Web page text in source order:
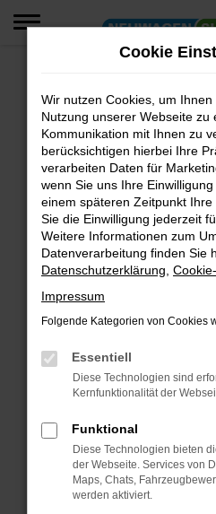
Zum
Fehler: Network Error
Beim Laden ist ein Fehler
Hier sind ein paar Tipps, die
Überprüfe deine
Internetverbindung.
Laden andere
Suchmaschine?
Prüfe deine
Manche Erweiterungen,
können das Laden
anderen Browser oder
Fenster?
Starte dein Gerät neu.
Probleme zu beheben.
Stelle sicher, dass
Betriebssystem auf
sind.
Cookie
Wir nutzen Cookies, um
Nutzung unserer Webseite
Kommunikation mit Ihnen zu
berücksichtigen hierbei Ihre
verarbeiten Daten für
wenn Sie uns Ihre
einem späteren Zeitpunkt
Sie die Einwilligung jederzeit
Weitere Informationen zum
Datenverarbeitung finden Sie
Datenschutzerklärung
Impressum
Folgende Kategorien von Cookies
Essentiell
Diese Technologien sind
Kernfunktionalität der
Funktional
Diese Technologien bieten
der Webseite. Services von
Maps, Chats,
werden aktiviert.